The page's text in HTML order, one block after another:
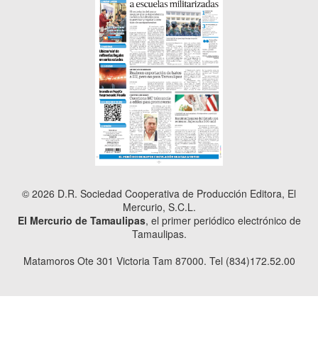
© 2026 D.R. Sociedad Cooperativa de Producción Editora, El
Mercurio, S.C.L.
El Mercurio de Tamaulipas, el primer periódico electrónico de
Tamaulipas.
Matamoros Ote 301 Victoria Tam 87000. Tel (834)172.52.00